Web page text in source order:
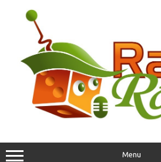
content
Menu